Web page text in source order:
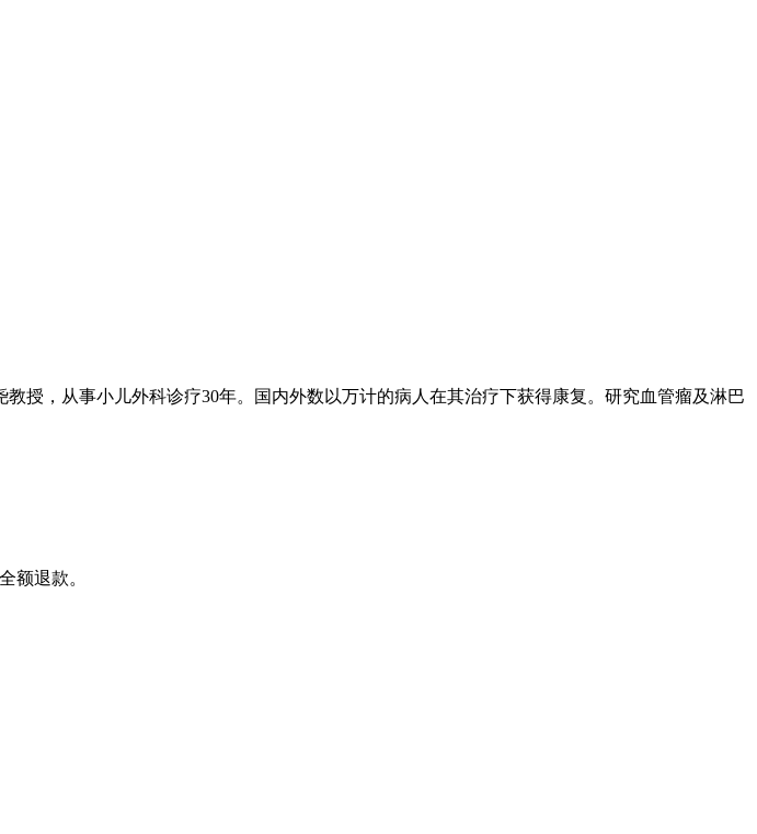
授，从事小儿外科诊疗30年。国内外数以万计的病人在其治疗下获得康复。研究血管瘤及淋巴
额退款。